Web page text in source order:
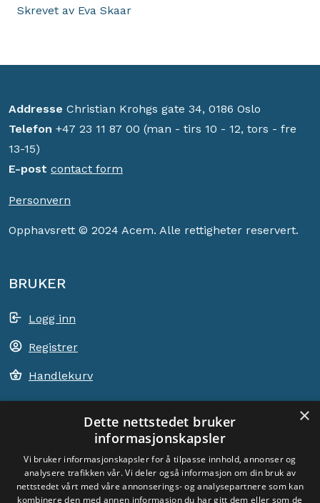
Skrevet av Eva Skaar
Addresse Christian Krohgs gate 34, 0186 Oslo
Telefon +47 23 11 87 00 (man - tirs 10 - 12, tors - fre
13-15)
E-post contact form
Personvern
Opphavsrett © 2024 Acem. Alle rettigheter reservert.
BRUKER
Logg inn
Registrer
Handlekurv
ACEM VERDEN OVER
VELG LAND
Dyade
×
Dette nettstedet bruker
informasjonskapsler
Vi bruker informasjonskapsler for å tilpasse innhold, annonser og
analysere trafikken vår. Vi deler også informasjon om din bruk av
nettstedet vårt med våre annonserings- og analysepartnere som kan
kombinere den med annen informasjon du har gitt dem eller som de